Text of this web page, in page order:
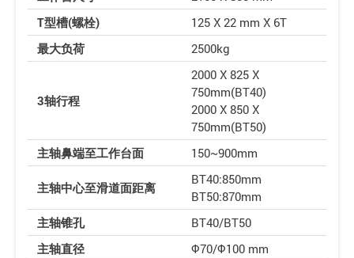
T型槽(螺栓)
125 X 22 mm X 6T
最大负荷
2500kg
3轴行程
2000 X 825 X
750mm(BT40)
2000 X 850 X
750mm(BT50)
主轴鼻端至工作台面
150~900mm
主轴中心至滑道面距离
BT40:850mm
BT50:870mm
主轴锥孔
BT40/BT50
主轴直径
Φ70/Φ100 mm